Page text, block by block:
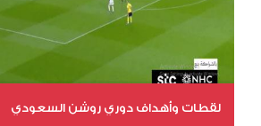
لقطات وأهداف دوري روشن السعودي